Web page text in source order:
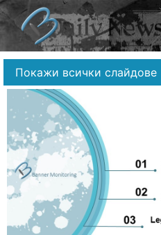
Покажи всички слайдове